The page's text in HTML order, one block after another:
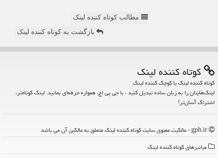
مطالب کوتاه کننده لینک
بازگشت به کوتاه کننده لینک
كوتاه كننده لینك
کوتاه کننده لینک یا کوچک کننده لینک
لینک‌هایتان را به زبان ساده تبدیل کنید ، با جی پی اچ، همواره حرفه‌ای بمانید. لینک کوتاه‌تر،
اشتراک آسان‌تر!
میانبرهای كوتاه كننده لینك